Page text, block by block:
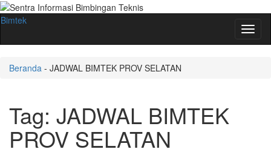
Bimtek
Beranda - JADWAL BIMTEK PROV SELATAN
Tag: JADWAL BIMTEK
PROV SELATAN